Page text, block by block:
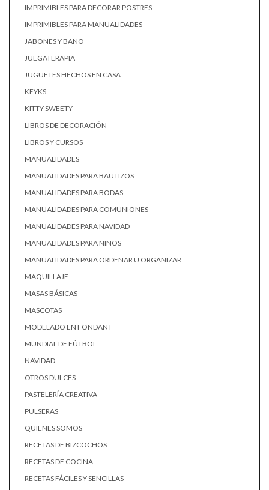
IMPRIMIBLES PARA DECORAR POSTRES
IMPRIMIBLES PARA MANUALIDADES
JABONES Y BAÑO
JUEGATERAPIA
JUGUETES HECHOS EN CASA
KEYKS
KITTY SWEETY
LIBROS DE DECORACIÓN
LIBROS Y CURSOS
MANUALIDADES
MANUALIDADES PARA BAUTIZOS
MANUALIDADES PARA BODAS
MANUALIDADES PARA COMUNIONES
MANUALIDADES PARA NAVIDAD
MANUALIDADES PARA NIÑOS
MANUALIDADES PARA ORDENAR U ORGANIZAR
MAQUILLAJE
MASAS BÁSICAS
MASCOTAS
MODELADO EN FONDANT
MUNDIAL DE FÚTBOL
NAVIDAD
OTROS DULCES
PASTELERÍA CREATIVA
PULSERAS
QUIENES SOMOS
RECETAS DE BIZCOCHOS
RECETAS DE COCINA
RECETAS FÁCILES Y SENCILLAS